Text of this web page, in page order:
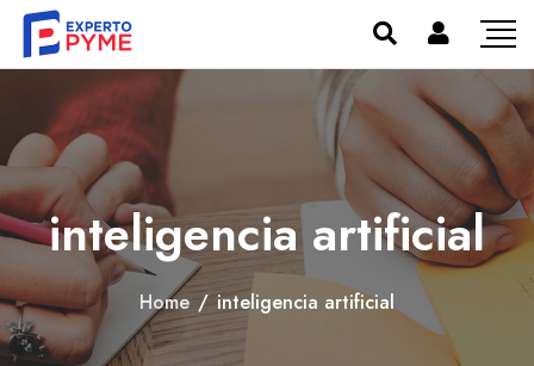
inteligencia artificial
Home / inteligencia artificial